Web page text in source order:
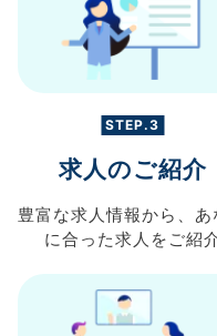
STEP.3
求人のご紹介
豊富な求人情報から、 あ
に合った求人を ご紹